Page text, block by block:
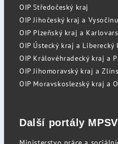
OIP Středočeský kraj
OIP Jihočeský kraj a Vysočinu
OIP Plzeňský kraj a
OIP Ústecký kraj a Liberecký
OIP Královéhradecký kraj a
OIP Jihomoravský kraj a
OIP Moravskoslezský kraj a
Další portály MPSV